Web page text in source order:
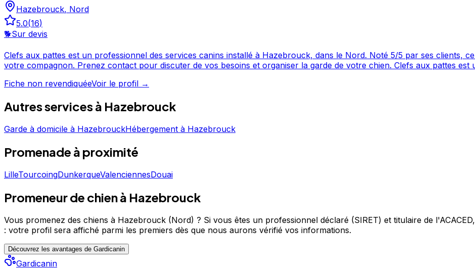
Hazebrouck, Nord
5.0(16)
🐕Sur devis
Clefs aux pattes est un professionnel des services canins installé à Hazebrouck, dans le Nord. Noté 5/5 par ses clients, ce professionnel propose un service attentionné pour
votre compagnon. Prenez contact pour discuter de vos besoins et organiser la garde de votre chien. Clefs aux pattes est un professionnel du service canin situé à
Fiche non revendiquéeVoir le profil →
Autres services à Hazebrouck
Garde à domicile à HazebrouckHébergement à Hazebrouck
Promenade à proximité
LilleTourcoingDunkerqueValenciennesDouai
Promeneur de chien à Hazebrouck
Vous promenez des chiens à Hazebrouck (Nord) ? Si vous êtes un professionnel déclaré (SIRET) et titulaire de l'ACACED,
: votre profil sera affiché parmi les premiers dès que nous aurons vérifié vos informations.
Découvrez les avantages de Gardicanin
Gardicanin